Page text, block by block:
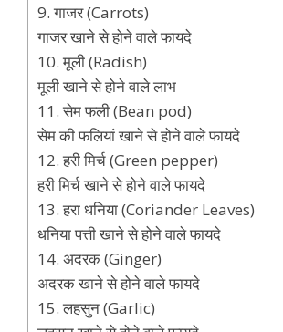
9. गाजर (Carrots)
गाजर खाने से होने वाले फायदे
10. मूली (Radish)
मूली खाने से होने वाले लाभ
11. सेम फली (Bean pod)
सेम की फलियां खाने से होने वाले फायदे
12. हरी मिर्च (Green pepper)
हरी मिर्च खाने से होने वाले फायदे
13. हरा धनिया (Coriander Leaves)
धनिया पत्ती खाने से होने वाले फायदे
14. अदरक (Ginger)
अदरक खाने से होने वाले फायदे
15. लहसुन (Garlic)